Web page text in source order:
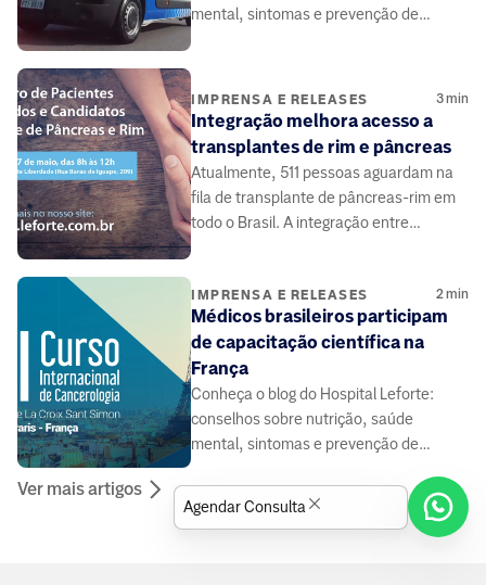
mental, sintomas e prevenção de
IMPRENSA E RELEASES 3min
Integração melhora acesso a
transplantes de rim e pâncreas
Atualmente, 511 pessoas aguardam na
fila de transplante de pâncreas-rim em
todo o Brasil. A integração entre
IMPRENSA E RELEASES 2min
Médicos brasileiros participam
de capacitação científica na
França
Conheça o blog do Hospital Leforte:
conselhos sobre nutrição, saúde
mental, sintomas e prevenção de
especialistas da área da saúde.
Ver mais artigos
Agendar Consulta